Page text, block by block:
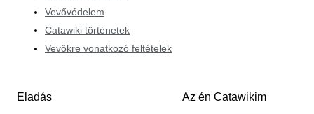
Vevővédelem
Catawiki történetek
Vevőkre vonatkozó feltételek
Eladás Az én Catawikim